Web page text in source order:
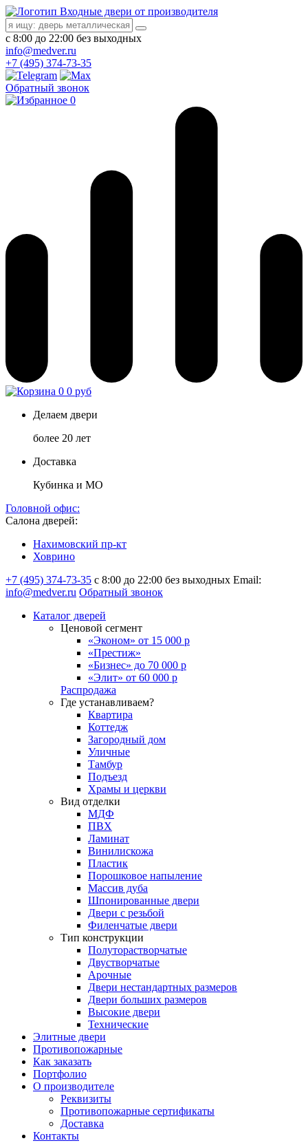
Входные двери от производителя
с 8:00 до 22:00 без выходных
info@medver.ru
+7 (495) 374-73-35
Обратный звонок
0
0 0 руб
Делаем двери
более 20 лет
Доставка
Кубинка и МО
Головной офис:
Салона дверей:
Нахимовский пр-кт
Ховрино
+7 (495) 374-73-35 с 8:00 до 22:00 без выходных Email:
info@medver.ru Обратный звонок
Каталог дверей
Ценовой сегмент
«Эконом» от 15 000 р
«Престиж»
«Бизнес» до 70 000 р
«Элит» от 60 000 р
Распродажа
Где устанавливаем?
Квартира
Коттедж
Загородный дом
Уличные
Тамбур
Подъезд
Храмы и церкви
Вид отделки
МДФ
ПВХ
Ламинат
Винилискожа
Пластик
Порошковое напыление
Массив дуба
Шпонированные двери
Двери с резьбой
Филенчатые двери
Тип конструкции
Полуторастворчатые
Двустворчатые
Арочные
Двери нестандартных размеров
Двери больших размеров
Высокие двери
Технические
Элитные двери
Противопожарные
Как заказать
Портфолио
О производителе
Реквизиты
Противопожарные сертификаты
Доставка
Контакты